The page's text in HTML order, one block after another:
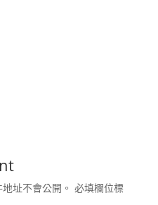
址不會公開。 必填欄位標